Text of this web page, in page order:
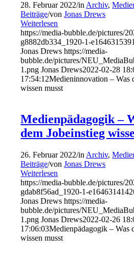
28. Februar 2022/in Archiv,
Beiträge/vonJonas Drews
Weiterlesen
https://media-bubble.de/pictures/
g8882db334_1920-1-
Jonas Drews https://media-
bubble.de/pictures/
1.png Jonas Drews2022-02-28
17:54:12Medieninnovation – Was
wissen musst
Medienpädagogik –
dem Jobeinstieg
26. Februar 2022/in Archiv,
Beiträge/vonJonas Drews
Weiterlesen
https://media-bubble.de/pictures/
gdab8f56ad_1920-1-
Jonas Drews https://media-
bubble.de/pictures/
1.png Jonas Drews2022-02-26
17:06:03Medienpädagogik – Was
wissen musst